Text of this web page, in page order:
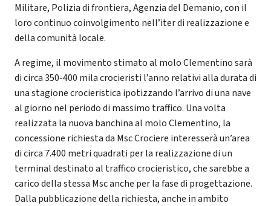
Militare, Polizia di frontiera, Agenzia del Demanio, con il
loro continuo coinvolgimento nell’iter di realizzazione e
della comunità locale.
A regime, il movimento stimato al molo Clementino sarà
di circa 350-400 mila crocieristi l’anno relativi alla durata di
una stagione crocieristica ipotizzando l’arrivo di una nave
al giorno nel periodo di massimo traffico. Una volta
realizzata la nuova banchina al molo Clementino, la
concessione richiesta da Msc Crociere interesserà un’area
di circa 7.400 metri quadrati per la realizzazione di un
terminal destinato al traffico crocieristico, che sarebbe a
carico della stessa Msc anche per la fase di progettazione.
Dalla pubblicazione della richiesta, anche in ambito